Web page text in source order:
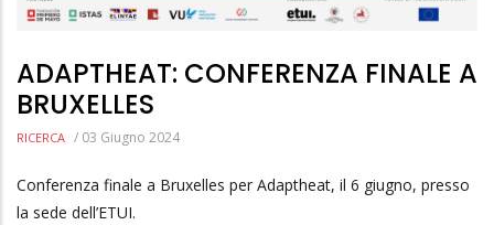
ADAPTHEAT: CONFERENZA FINALE A
BRUXELLES
RICERCA / 03 Giugno 2024
Conferenza finale a Bruxelles per Adaptheat, il 6 giugno, presso
la sede dell’ETUI.